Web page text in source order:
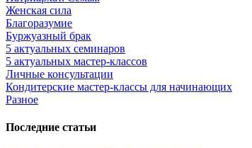
Женская сила
Благоразумие
Буржуазный брак
5 актуальных семинаров
5 актуальных мастер-классов
Личные консультации
Кондитерские мастер-классы для начинающих
Разное
Последние статьи